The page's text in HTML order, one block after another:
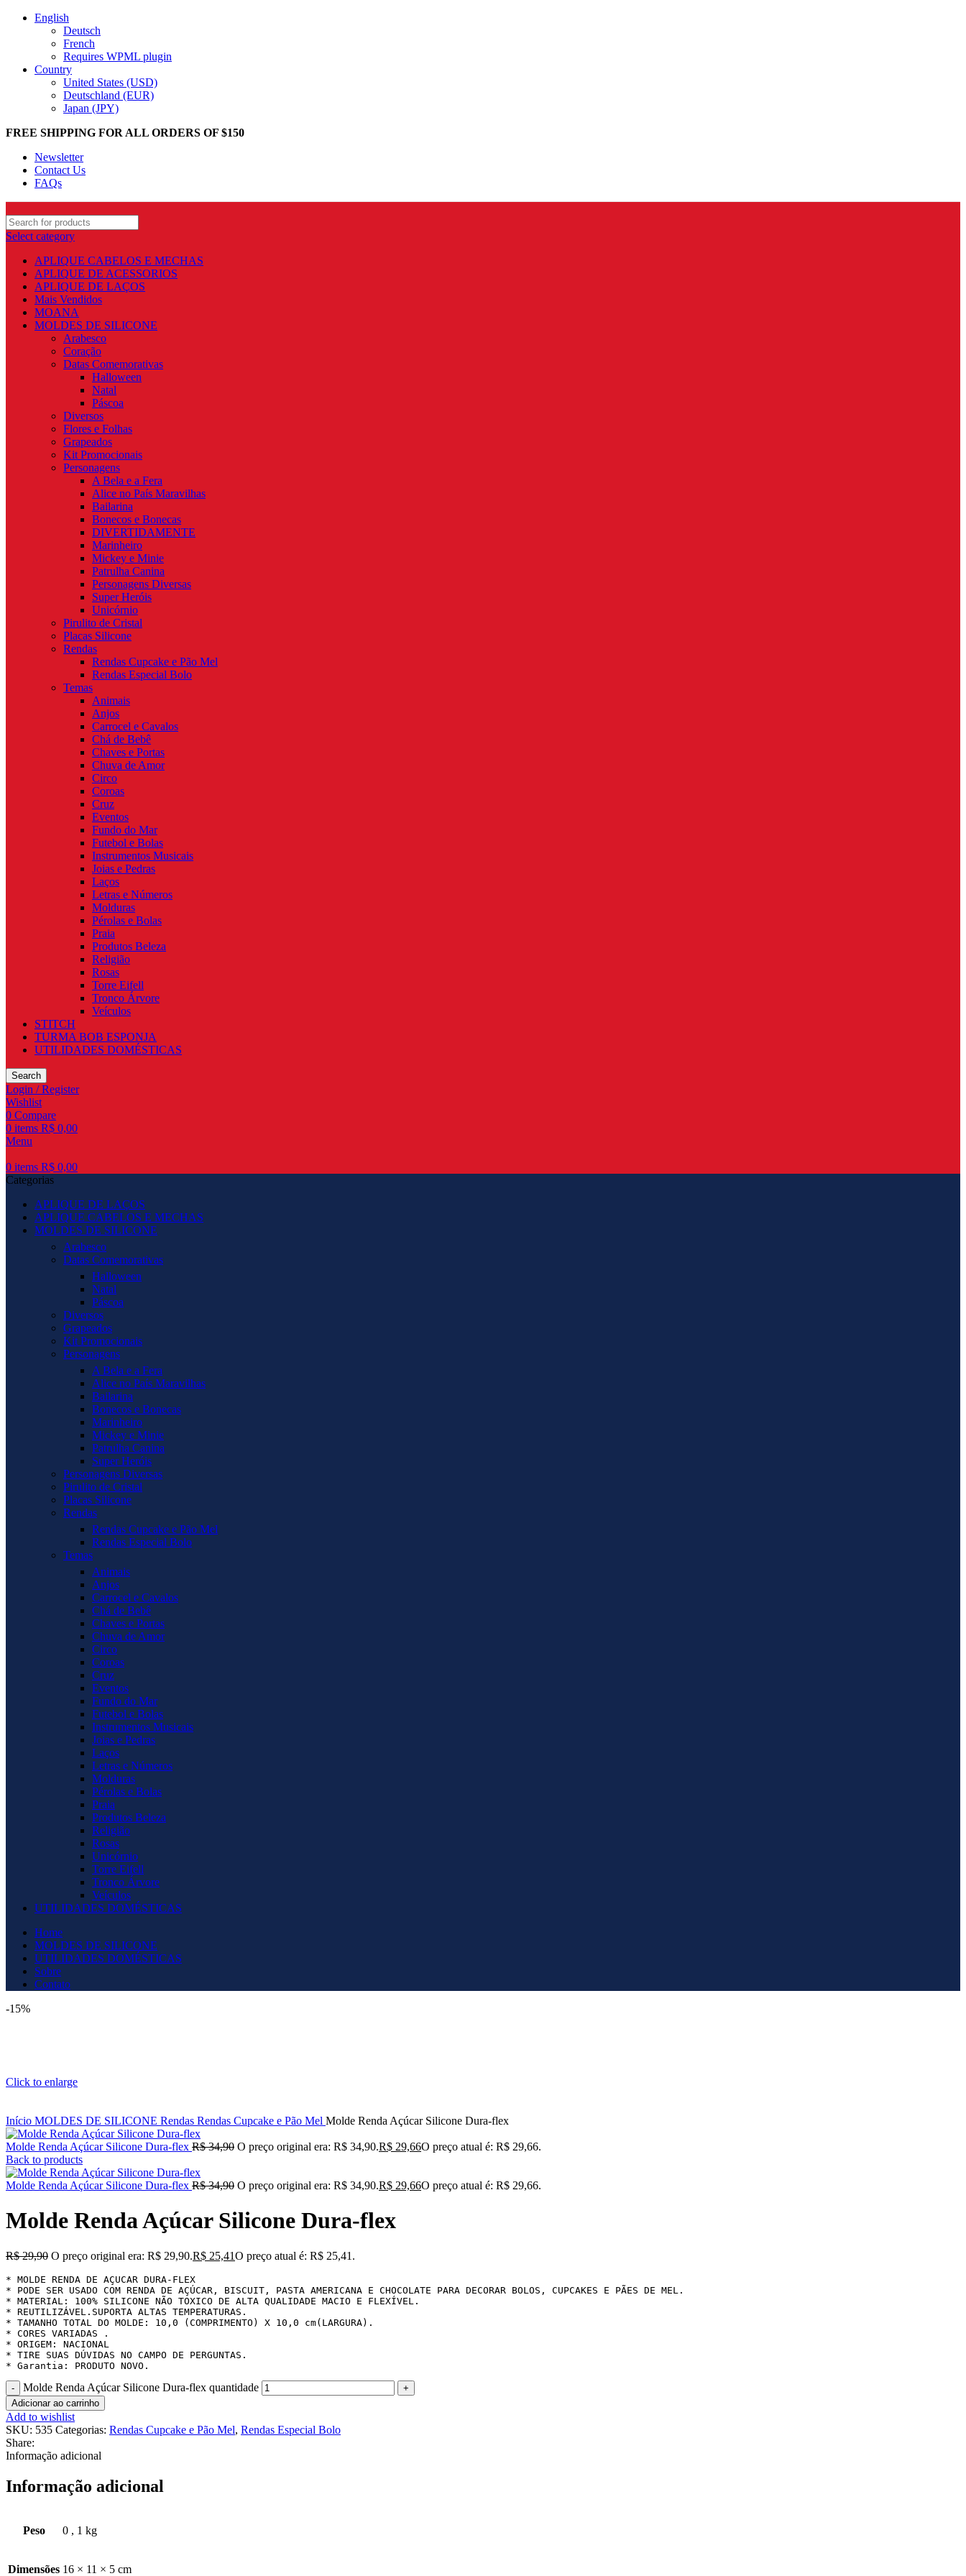
English
Deutsch
French
Requires WPML plugin
Country
United States (USD)
Deutschland (EUR)
Japan (JPY)
FREE SHIPPING FOR ALL ORDERS OF $150
Newsletter
Contact Us
FAQs
Select category
APLIQUE CABELOS E MECHAS
APLIQUE DE ACESSORIOS
APLIQUE DE LAÇOS
Mais Vendidos
MOANA
MOLDES DE SILICONE
Arabesco
Coração
Datas Comemorativas
Halloween
Natal
Páscoa
Diversos
Flores e Folhas
Grapeados
Kit Promocionais
Personagens
A Bela e a Fera
Alice no País Maravilhas
Bailarina
Bonecos e Bonecas
DIVERTIDAMENTE
Marinheiro
Mickey e Minie
Patrulha Canina
Personagens Diversas
Super Heróis
Unicórnio
Pirulito de Cristal
Placas Silicone
Rendas
Rendas Cupcake e Pão Mel
Rendas Especial Bolo
Temas
Animais
Anjos
Carrocel e Cavalos
Chá de Bebê
Chaves e Portas
Chuva de Amor
Circo
Coroas
Cruz
Eventos
Fundo do Mar
Futebol e Bolas
Instrumentos Musicais
Joias e Pedras
Laços
Letras e Números
Molduras
Pérolas e Bolas
Praia
Produtos Beleza
Religião
Rosas
Torre Eifell
Tronco Árvore
Veículos
STITCH
TURMA BOB ESPONJA
UTILIDADES DOMÉSTICAS
Search
Login / Register
Wishlist
0 Compare
0 items R$ 0,00
Menu
0 items R$ 0,00
Categorias
APLIQUE DE LAÇOS
APLIQUE CABELOS E MECHAS
MOLDES DE SILICONE
Arabesco
Datas Comemorativas
Halloween
Natal
Páscoa
Diversos
Grapeados
Kit Promocionais
Personagens
A Bela e a Fera
Alice no País Maravilhas
Bailarina
Bonecos e Bonecas
Marinheiro
Mickey e Minie
Patrulha Canina
Super Heróis
Personagens Diversas
Pirulito de Cristal
Placas Silicone
Rendas
Rendas Cupcake e Pão Mel
Rendas Especial Bolo
Temas
Animais
Anjos
Carrocel e Cavalos
Chá de Bebê
Chaves e Portas
Chuva de Amor
Circo
Coroas
Cruz
Eventos
Fundo do Mar
Futebol e Bolas
Instrumentos Musicais
Joias e Pedras
Laços
Letras e Números
Molduras
Pérolas e Bolas
Praia
Produtos Beleza
Religião
Rosas
Unicórnio
Torre Eifell
Tronco Árvore
Veículos
UTILIDADES DOMÉSTICAS
Home
MOLDES DE SILICONE
UTILIDADES DOMÉSTICAS
Sobre
Contato
-15%
Click to enlarge
Início MOLDES DE SILICONE Rendas Rendas Cupcake e Pão Mel Molde Renda Açúcar Silicone Dura-flex
Molde Renda Açúcar Silicone Dura-flex R$34,90 O preço original era: R$ 34,90.R$ 29,66O preço atual é: R$ 29,66.
Back to products
Molde Renda Açúcar Silicone Dura-flex R$34,90 O preço original era: R$ 34,90.R$ 29,66O preço atual é: R$ 29,66.
Molde Renda Açúcar Silicone Dura-flex
R$29,90 O preço original era: R$ 29,90.R$ 25,41O preço atual é: R$ 25,41.
* MOLDE RENDA DE AÇUCAR DURA-FLEX
* PODE SER USADO COM RENDA DE AÇÚCAR, BISCUIT, PASTA AMERICANA E CHOCOLATE PARA DECORAR BOLOS, CUPCAKES E PÃES DE MEL.
* MATERIAL: 100% SILICONE NÃO TOXICO DE ALTA QUALIDADE MACIO E FLEXÍVEL.
* REUTILIZÁVEL.SUPORTA ALTAS TEMPERATURAS.
* TAMANHO TOTAL DO MOLDE: 10,0 (COMPRIMENTO) X 10,0 cm(LARGURA).
* CORES VARIADAS .
* ORIGEM: NACIONAL
* TIRE SUAS DÚVIDAS NO CAMPO DE PERGUNTAS.
* Garantia: PRODUTO NOVO.
Molde Renda Açúcar Silicone Dura-flex quantidade
Adicionar ao carrinho
Add to wishlist
SKU: 535 Categorias: Rendas Cupcake e Pão Mel, Rendas Especial Bolo
Share:
Informação adicional
Informação adicional
Peso 0 , 1 kg
Dimensões 16 × 11 × 5 cm